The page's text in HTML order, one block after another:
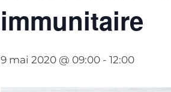
immunitaire
9 mai 2020 @ 09:00 - 12:00